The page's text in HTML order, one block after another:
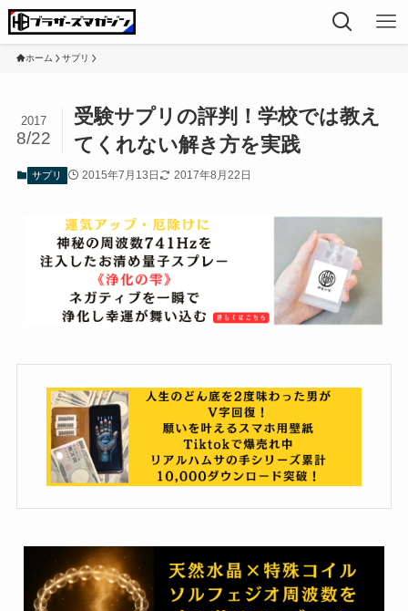
ホーム サプリ
受験サプリの評判！学校では教え
てくれない解き方を実践
2017
8/22
サプリ 2015年7月13日 2017年8月22日